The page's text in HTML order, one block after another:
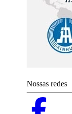
Nossas redes